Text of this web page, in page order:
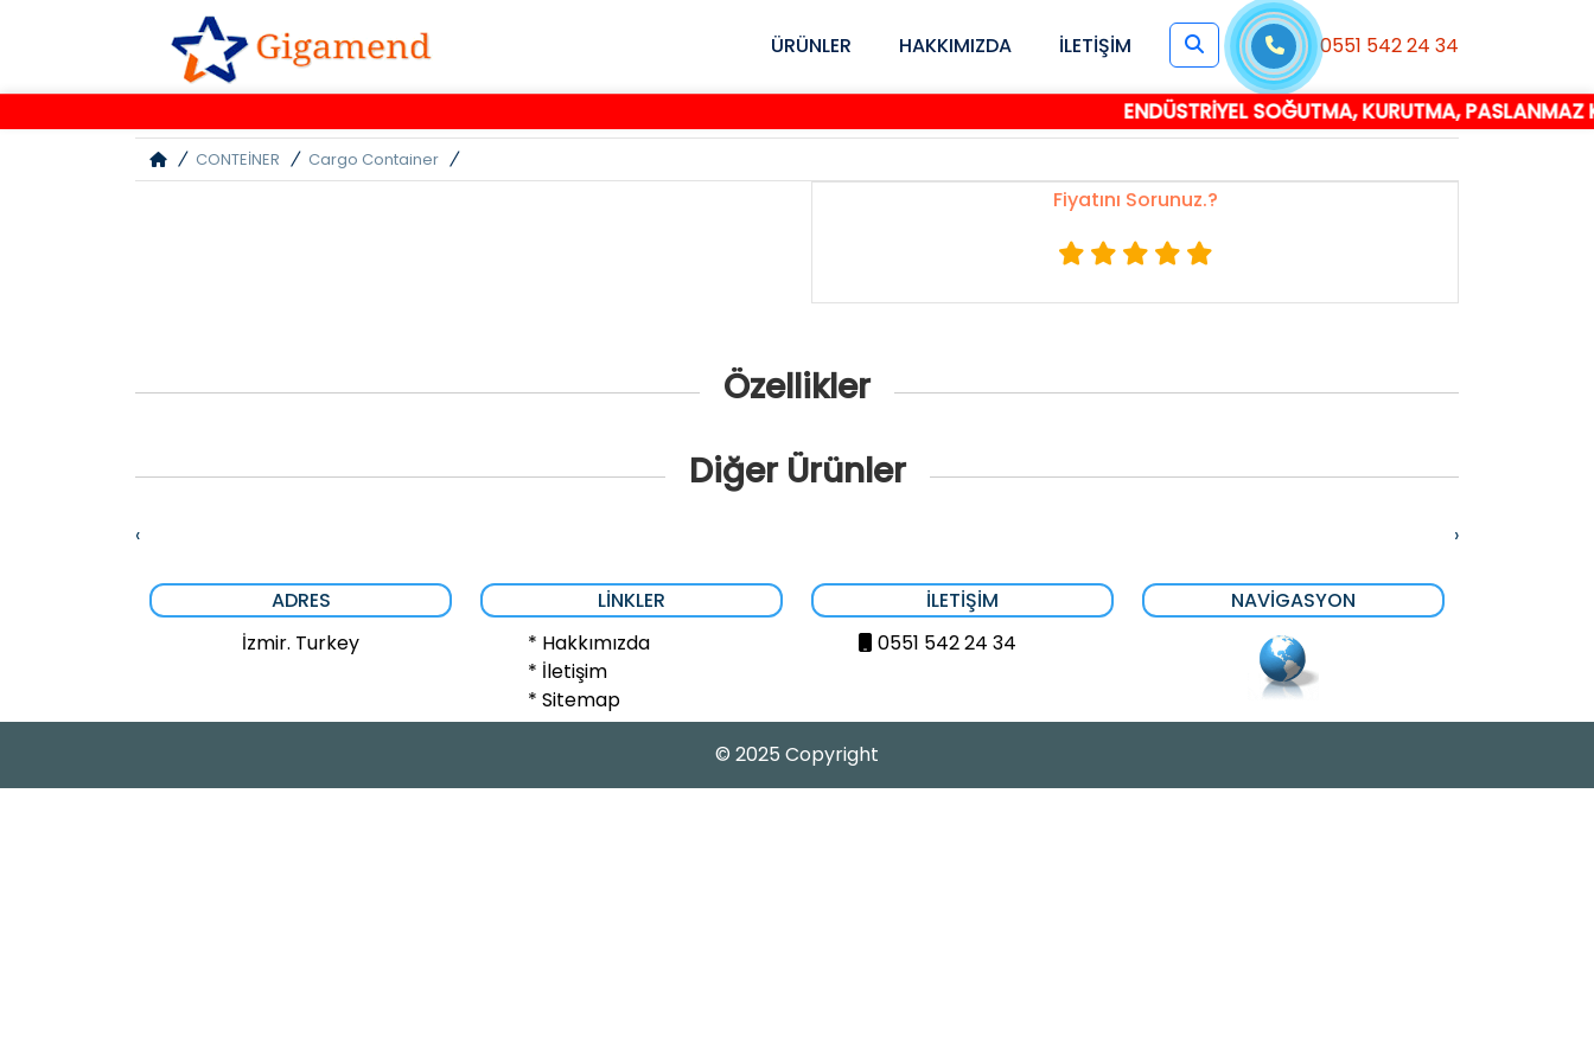
ÜRÜNLER HAKKIMIZDA İLETİŞİM 0551 542 24 34
ENDÜSTRİYEL SOĞUTMA, KURUTMA, PASLANMAZ
CONTEİNER Cargo Container
Fiyatını Sorunuz.?
Özellikler
Diğer Ürünler
‹ ›
ADRES
İzmir. Turkey
LINKLER
* Hakkımızda
* İletişim
* Sitemap
İLETIŞIM
0551 542 24 34
NAVIGASYON
© 2025 Copyright